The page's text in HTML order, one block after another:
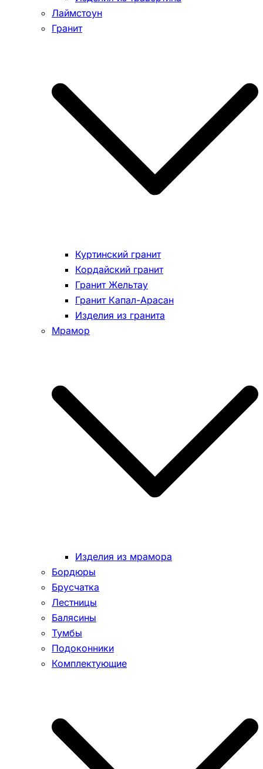
Лаймстоун
Гранит
Куртинский гранит
Кордайский гранит
Гранит Жельтау
Гранит Капал-Арасан
Изделия из гранита
Мрамор
Изделия из мрамора
Бордюры
Брусчатка
Лестницы
Балясины
Тумбы
Подоконники
Комплектующие